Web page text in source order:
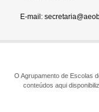
E-mail:
O Agrupamento de Escolas
conteúdos aqui